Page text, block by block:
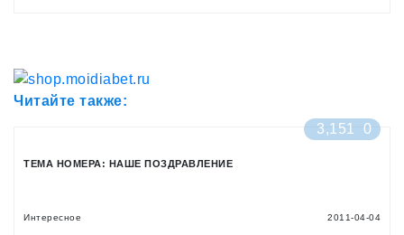
Читайте также:
3,151
0
ТЕМА НОМЕРА: НАШЕ ПОЗДРАВЛЕНИЕ
Интересное 2011-04-04